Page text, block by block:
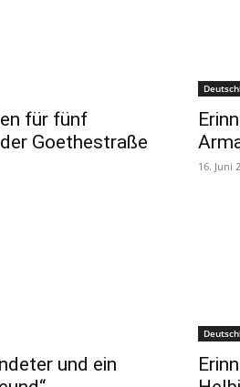
für fünf
Goethestraße
16. Juni
und ein